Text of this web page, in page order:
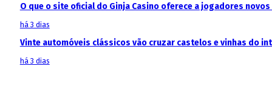
O que o site oficial do Ginja Casino oferece a jogadores
há 3 dias
Vinte automóveis clássicos vão cruzar castelos e vinhas do
há 3 dias